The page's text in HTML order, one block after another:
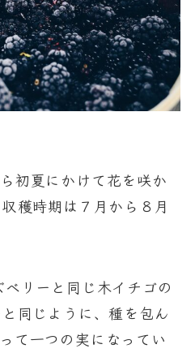
初夏にかけて花を咲か
穫時期は７月から８月
リーと同じ木イチゴの
同じように、種を包ん
て一つの実になってい